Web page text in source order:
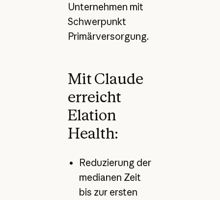
Unternehmen mit
Schwerpunkt
Primärversorgung.
Mit Claude
erreicht
Elation
Health:
Reduzierung der
medianen Zeit
bis zur ersten